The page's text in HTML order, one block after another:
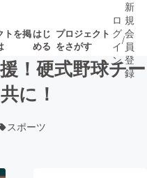
トを掲はじ
める
プロジェクト
をさがす
ロジェクト
ロ
グ
イ
ン
/
新
規
会
員
登
録
！硬式野球チー
に！
スポーツ